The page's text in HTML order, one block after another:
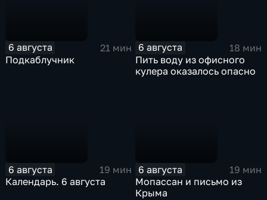
6 августа
21 мин
Подкаблучник
6 августа
18 мин
Пить воду из офисного
кулера оказалось опасно
6 августа
19 мин
Календарь. 6 августа
6 августа
19 мин
Мопассан и письмо из
Крыма